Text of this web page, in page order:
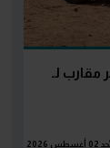
وسعر مقارب لـ
أغسطس 2026